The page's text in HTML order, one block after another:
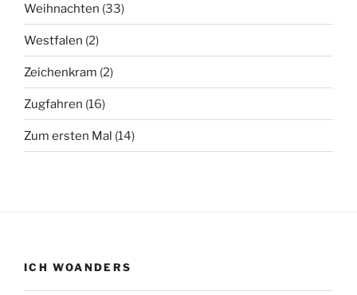
Weihnachten (33)
Westfalen (2)
Zeichenkram (2)
Zugfahren (16)
Zum ersten Mal (14)
ICH WOANDERS